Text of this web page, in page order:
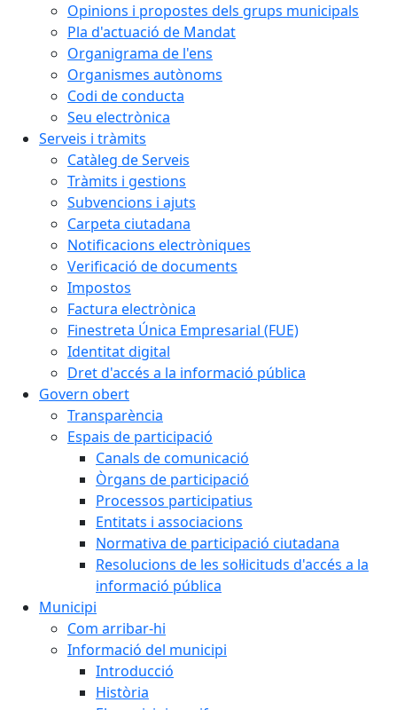
Opinions i propostes dels grups municipals
Pla d'actuació de Mandat
Organigrama de l'ens
Organismes autònoms
Codi de conducta
Seu electrònica
Serveis i tràmits
Catàleg de Serveis
Tràmits i gestions
Subvencions i ajuts
Carpeta ciutadana
Notificacions electròniques
Verificació de documents
Impostos
Factura electrònica
Finestreta Única Empresarial (FUE)
Identitat digital
Dret d'accés a la informació pública
Govern obert
Transparència
Espais de participació
Canals de comunicació
Òrgans de participació
Processos participatius
Entitats i associacions
Normativa de participació ciutadana
Resolucions de les sol·licituds d'accés a la
informació pública
Municipi
Com arribar-hi
Informació del municipi
Introducció
Història